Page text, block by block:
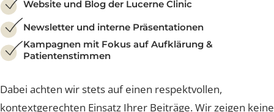
ausschliesslich im Rahmen unserer
Kommunikationskanäle, insbesondere für:
Social Media (Instagram, TikTok, Facebook)
Newsletter und interne Präsentationen